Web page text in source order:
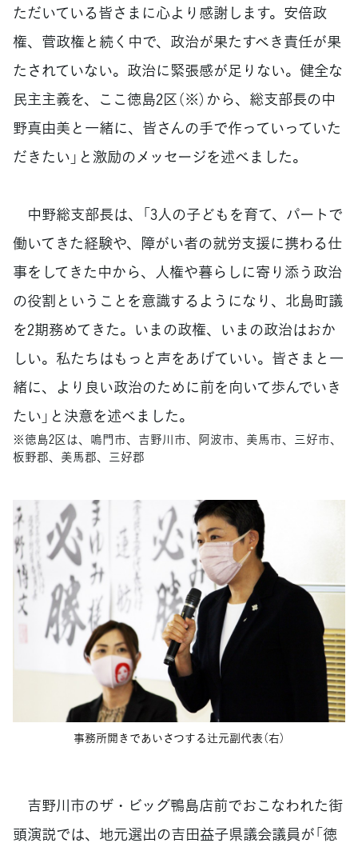
ただいている皆さまに心より感謝します。安倍政
権、菅政権と続く中で、政治が果たすべき責任が果
たされていない。政治に緊張感が足りない。健全な
民主主義を、ここ徳島2区（※）から、総支部長の中
野真由美と一緒に、皆さんの手で作っていっていた
だきたい」と激励のメッセージを述べました。
中野総支部長は、「3人の子どもを育て、パートで
働いてきた経験や、障がい者の就労支援に携わる仕
事をしてきた中から、人権や暮らしに寄り添う政治
の役割ということを意識するようになり、北島町議
を2期務めてきた。いまの政権、いまの政治はおか
しい。私たちはもっと声をあげていい。皆さまと一
緒に、より良い政治のために前を向いて歩んでいき
たい」と決意を述べました。
※徳島2区は、鳴門市、吉野川市、阿波市、美馬市、三好市、
板野郡、美馬郡、三好郡
事務所開きであいさつする辻元副代表（右）
吉野川市のザ・ビッグ鴨島店前でおこなわれた街
頭演説では、地元選出の吉田益子県議会議員が「徳